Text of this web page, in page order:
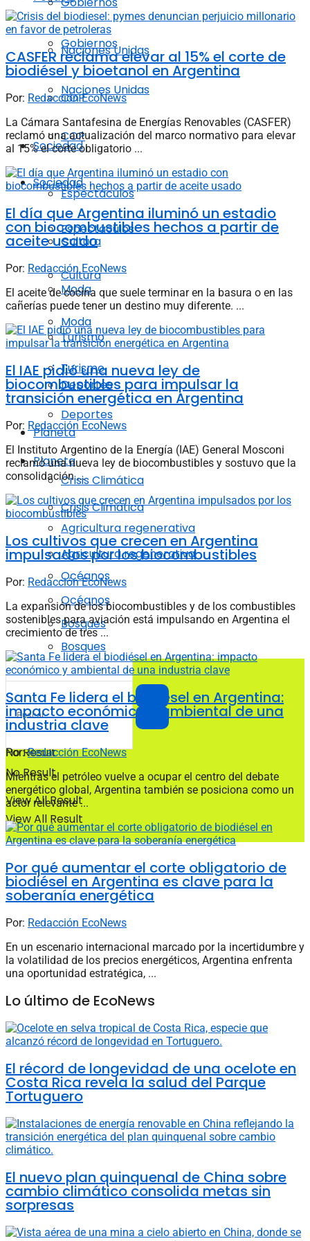
Naciones Unidas
COP
Sociedad
Espectáculos
Cultura
Moda
Turismo
Deportes
Planeta
Crisis Climática
Agricultura regenerativa
Océanos
Bosques
No Result
View All Result
Gobiernos
Naciones Unidas
COP
Sociedad
Espectáculos
Cultura
Moda
Turismo
Deportes
Planeta
Crisis Climática
Agricultura regenerativa
Océanos
Bosques
No Result
View All Result
CASFER reclama elevar al 15% el corte de
biodiésel y bioetanol en Argentina
Por: Redacción EcoNews
La Cámara Santafesina de Energías Renovables (CASFER)
reclamó una actualización del marco normativo para elevar
al 15% el corte obligatorio ...
El día que Argentina iluminó un estadio
con biocombustibles hechos a partir de
aceite usado
Por: Redacción EcoNews
El aceite de cocina que suele terminar en la basura o en las
cañerías puede tener un destino muy diferente. ...
El IAE pidió una nueva ley de
biocombustibles para impulsar la
transición energética en Argentina
Por: Redacción EcoNews
El Instituto Argentino de la Energía (IAE) General Mosconi
reclamó una nueva ley de biocombustibles y sostuvo que la
consolidación ...
Los cultivos que crecen en Argentina
impulsados por los biocombustibles
Por: Redacción EcoNews
La expansión de los biocombustibles y de los combustibles
sostenibles para aviación está impulsando en Argentina el
crecimiento de tres ...
Santa Fe lidera el biodiésel en Argentina:
impacto económico y ambiental de una
industria clave
Por: Redacción EcoNews
Mientras el petróleo vuelve a ocupar el centro del debate
energético global, Argentina también se posiciona como un
actor relevante ...
Por qué aumentar el corte obligatorio de
biodiésel en Argentina es clave para la
soberanía energética
Por: Redacción EcoNews
En un escenario internacional marcado por la incertidumbre y
la volatilidad de los precios energéticos, Argentina enfrenta
una oportunidad estratégica, ...
Lo último de EcoNews
El récord de longevidad de una ocelote en
Costa Rica revela la salud del Parque
Tortuguero
El nuevo plan quinquenal de China sobre
cambio climático consolida metas sin
sorpresas